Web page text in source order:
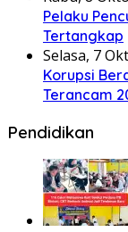
Pelaku
Tertangkap
Selasa, 7
Korupsi
Terancam
Pendidikan